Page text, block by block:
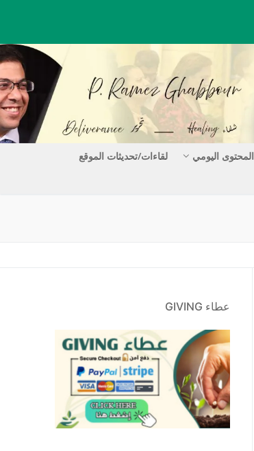
المحتوى اليومي
لقاءات/تحديثات الموقع
عطاء GIVING